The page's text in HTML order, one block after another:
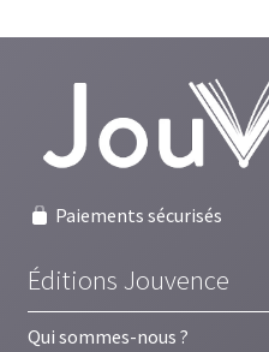
Paiements sécurisés
Éditions Jouvence
Qui sommes-nous ?